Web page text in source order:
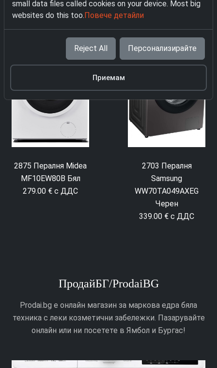
WPAM94A1T
309.00 € с ДДС
WPNEI84A1DTSB
329.00 € с ДДС
2875 Пералня Midea
MF10EW80B Бял
279.00 € с ДДС
2703 Пералня
Samsung
WW70TA049AXEG
Черен
339.00 € с ДДС
ПродайБГ/ProdaiBG
Prodai.bg е онлайн магазин за маркова едра бяла
техника с леки козметични забележки. Пазарувайте
онлайн или ни посетете в Ямбол и Бургас!
small data files called cookies on your device. Most big
websites do this too.Повече детайли
Reject All Персонализирайте
Приемам